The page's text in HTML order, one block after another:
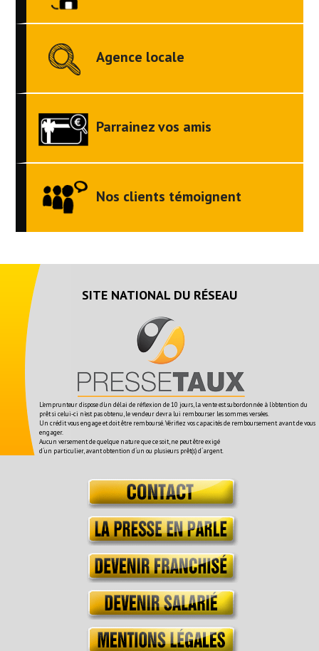
Agence locale
Parrainez vos amis
Nos clients témoignent
SITE NATIONAL DU RÉSEAU
L'emprunteur dispose d'un délai de réflexion de 10 jours, la vente est subordonnée à l'obtention du
prêt si celui-ci n'est pas obtenu, le vendeur devra lui rembourser les sommes versées.
Un crédit vous engage et doit être remboursé. Vérifiez vos capacités de remboursement avant de vous
engager.
Aucun versement de quelque nature que ce soit, ne peut être exigé
d´un particulier, avant obtention d´un ou plusieurs prêt(s) d´argent.